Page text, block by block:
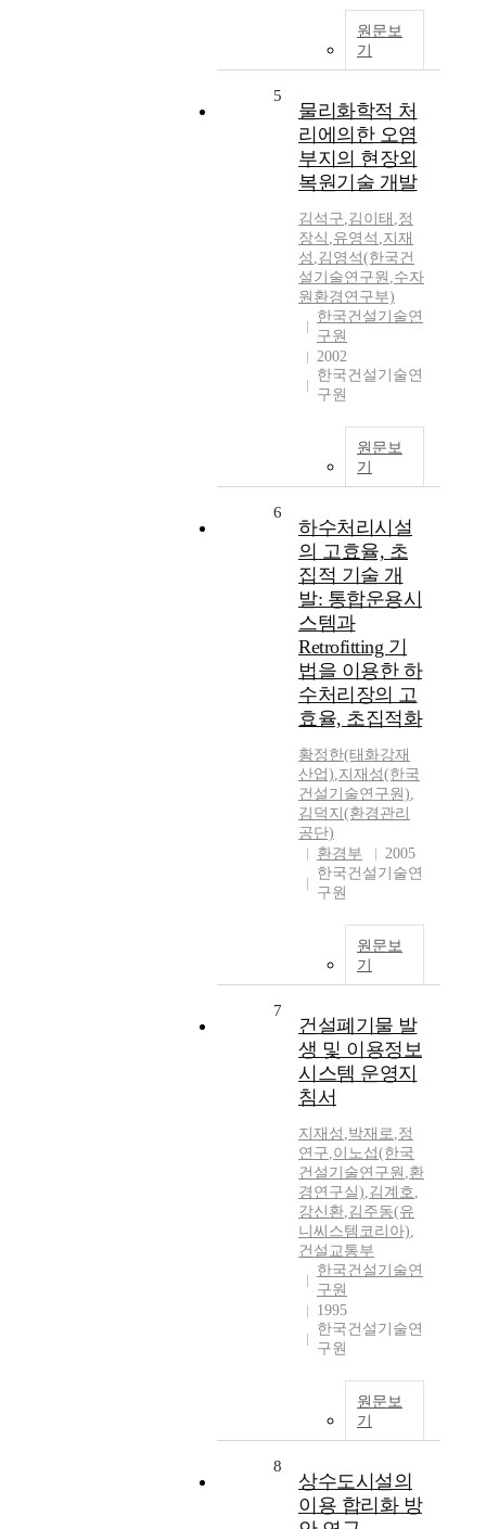
원문보
기
5
물리화학적 처
리에의한 오염
부지의 현장외
복원기술 개발
김석구,김이태 ,정
장식 ,유영석 ,지재
성 ,김영석(한국건
설기술연구원 ,수자
원환경연구부)
한국건설기술연
구원
2002
한국건설기술연
구원
원문보
기
6
하수처리시설
의 고효율, 초
집적 기술 개
발: 통합운용시
스템과
Retrofitting 기
법을 이용한 하
수처리장의 고
효율, 초집적화
황정한(태화강재
산업),지재성(한국
건설기술연구원),
김덕지(환경관리
공단)
환경부
2005
한국건설기술연
구원
원문보
기
7
건설폐기물 발
생 및 이용정보
시스템 운영지
침서
지재성 ,박재로,정
연구,이노섭(한국
건설기술연구원 ,환
경연구실),김계호,
강신환,김주동(유
니씨스템코리아),
건설교통부
한국건설기술연
구원
1995
한국건설기술연
구원
원문보
기
8
상수도시설의
이용 합리화 방